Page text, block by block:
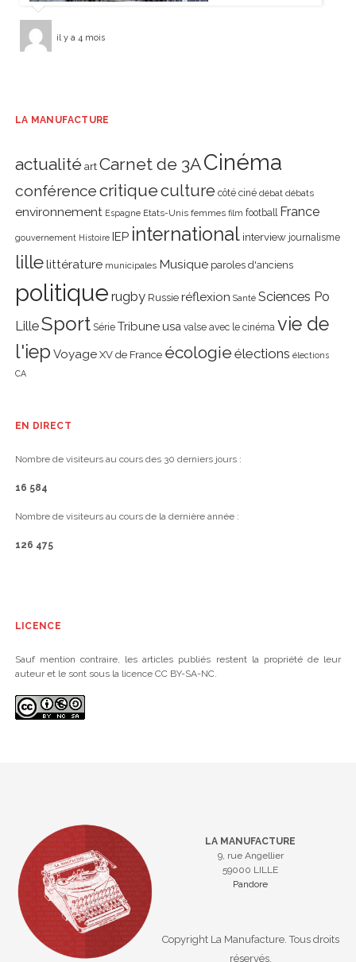
il y a 4 mois
LA MANUFACTURE
actualité art Carnet de 3ACinéma
conférencecritiqueculture côté ciné débat débats
environnement Espagne Etats-Unis femmes film football France
gouvernement Histoire IEP international interview journalisme
lillelittérature municipales Musique paroles d'anciens
politique rugby Russie réflexion Santé Sciences Po
LilleSport Série Tribune usa valse avec le cinéma vie de
l'iep Voyage XV de France écologie élections élections
CA
EN DIRECT
Nombre de visiteurs au cours des 30 derniers jours :
16 584
Nombre de visiteurs au cours de la dernière année :
126 475
LICENCE
Sauf mention contraire, les articles publiés restent la propriété de leur
auteur et le sont sous la licence CC BY-SA-NC.
LA MANUFACTURE
9, rue Angellier
59000 LILLE
Pandore
Copyright La Manufacture. Tous droits
réservés.